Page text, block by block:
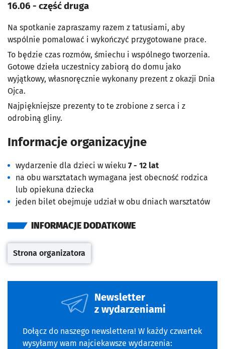
16.06 - część druga
Na spotkanie zapraszamy razem z tatusiami, aby
wspólnie pomalować i wykończyć przygotowane prace.
To będzie czas rozmów, śmiechu i wspólnego tworzenia.
Gotowe dzieła uczestnicy zabiorą do domu jako
wyjątkowy, własnoręcznie wykonany prezent z okazji Dnia
Ojca.
Najpiękniejsze prezenty to te zrobione z serca i z
odrobiną gliny.
Informacje organizacyjne
wydarzenie dla dzieci w wieku 7 - 12 lat
na obu warsztatach wymagana jest obecność rodzica
lub opiekuna dziecka
jeden bilet obejmuje udział w obu dniach warsztatów
INFORMACJE DODATKOWE
Otwiera się w nowej karcie
Strona organizatora
Newsletter
z wydarzeniami
Dołącz do naszego newslettera! W każdy czwartek
wysyłamy wam najciekawsze wydarzenia: